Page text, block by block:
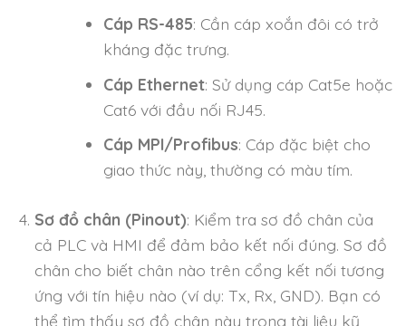
Cáp RS-485: Cần cáp xoắn đôi có trở
kháng đặc trưng.
Cáp Ethernet: Sử dụng cáp Cat5e hoặc
Cat6 với đầu nối RJ45.
Cáp MPI/Profibus: Cáp đặc biệt cho
giao thức này, thường có màu tím.
Sơ đồ chân (Pinout): Kiểm tra sơ đồ chân của
cả PLC và HMI để đảm bảo kết nối đúng. Sơ đồ
chân cho biết chân nào trên cổng kết nối tương
ứng với tín hiệu nào (ví dụ: Tx, Rx, GND). Bạn có
thể tìm thấy sơ đồ chân này trong tài liệu kỹ